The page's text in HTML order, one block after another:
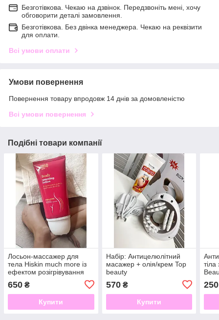
Безготівкова. Чекаю на дзвінок. Передзвоніть мені, хочу
обговорити деталі замовлення.
Безготівкова. Без двінка менеджера. Чекаю на реквізити
для оплати.
Всі умови оплати
Умови повернення
Повернення товару впродовж 14 днів за домовленістю
Всі умови повернення
Подібні товари компанії
Лосьон-массажер для
тела Hiskin much more із
ефектом розігрівування
650 ₴
Купити
Набір: Антицелюлітний
масажер + олія/крем Top
beauty
570₴
Купити
250